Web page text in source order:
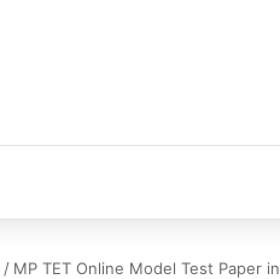
/ MP TET Online Model Test Paper